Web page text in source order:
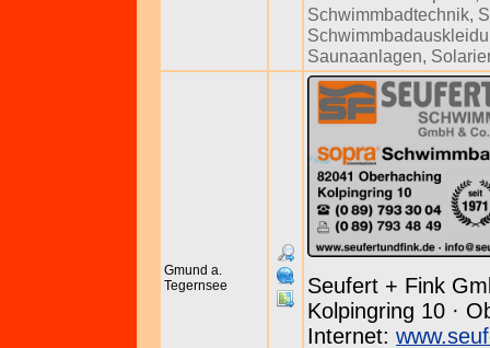
Schwimmbadtechnik,
Saunaanlagen,
Gmund a.
Tegernsee
Seufert + Fink
Kolpingring 10 ·
Internet: